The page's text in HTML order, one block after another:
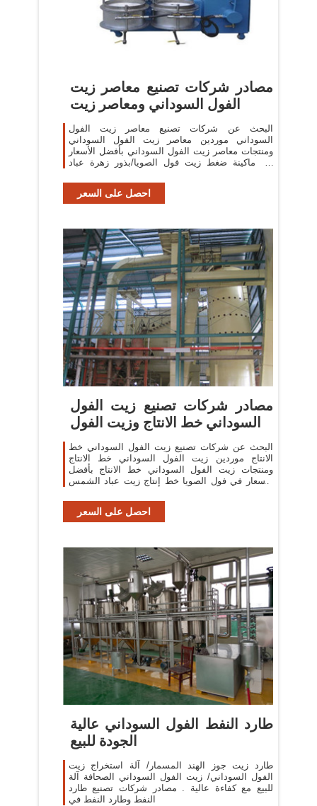
مصادر شركات تصنيع معاصر زيت
الفول السوداني ومعاصر زيت
البحث عن شركات تصنيع معاصر زيت الفول
السوداني موردين معاصر زيت الفول السوداني
ومنتجات معاصر زيت الفول السوداني بأفضل الأسعار
في ماكينة ضغط زيت فول الصويا/بذور زهرة عباد
احصل على السعر
مصادر شركات تصنيع زيت الفول
السوداني خط الانتاج وزيت الفول
البحث عن شركات تصنيع زيت الفول السوداني خط
الانتاج موردين زيت الفول السوداني خط الانتاج
ومنتجات زيت الفول السوداني خط الانتاج بأفضل
الأسعار في فول الصويا خط إنتاج زيت عباد الشمس
احصل على السعر
طارد النفط الفول السوداني عالية
الجودة للبيع
طارد زيت جوز الهند المسمار/ آلة استخراج زيت
الفول السوداني/ زيت الفول السوداني الصحافة آلة
للبيع مع كفاءة عالية . مصادر شركات تصنيع طارد
النفط وطارد النفط في